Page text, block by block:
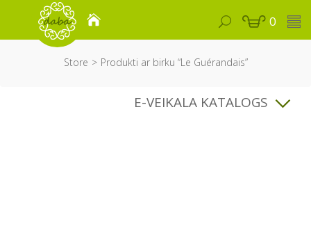
0
Store Produkti ar birku “Le Guérandais”
E-VEIKALA KATALOGS